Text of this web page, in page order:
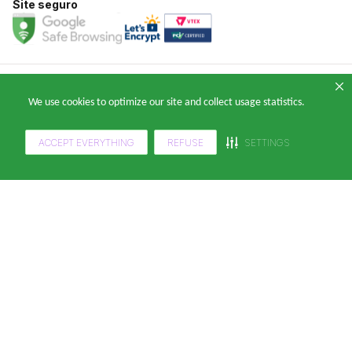
We use cookies to optimize our site and collect usage statistics.
ACCEPT EVERYTHING REFUSE SETTINGS
Site seguro
05.905.802/0001-64 Avenida Brigadeiro Faria Lima, nº 949 - Pinheiros, São